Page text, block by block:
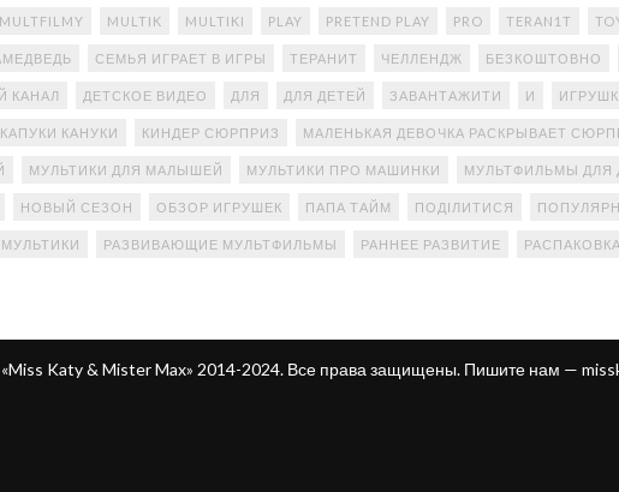
MULTFILMY MULTIK MULTIKI PLAY PRETEND PLAY PRO TERAN1T
СЕМЬЯ ИГРАЕТ В ИГРЫ ТЕРАНИТ ЧЕЛЛЕНДЖ БЕЗКОШТОВНО
КАНАЛ ДЕТСКОЕ ВИДЕО ДЛЯ ДЛЯ ДЕТЕЙ ЗАВАНТАЖИТИ И
КАПУКИ КАНУКИ КИНДЕР СЮРПРИЗ МАЛЕНЬКАЯ ДЕВОЧКА РАСКРЫВАЕТ
МУЛЬТИКИ ДЛЯ МАЛЫШЕЙ МУЛЬТИКИ ПРО МАШИНКИ МУЛЬТФИЛЬМЫ ДЛЯ
НОВЫЙ СЕЗОН ОБЗОР ИГРУШЕК ПАПА ТАЙМ ПОДІЛИТИСЯ
РАЗВИВАЮЩИЕ МУЛЬТФИЛЬМЫ РАННЕЕ РАЗВИТИЕ
Katy & Mister Max» 2014-2024. Все права защищены. Пишите нам —